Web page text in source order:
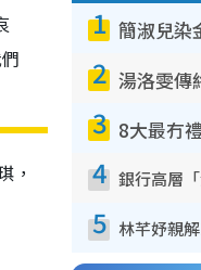
，
1
2
3
4
5